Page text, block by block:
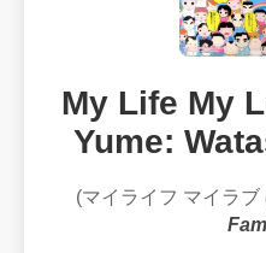
My Life My
Yume:
(マイライフ マイラ